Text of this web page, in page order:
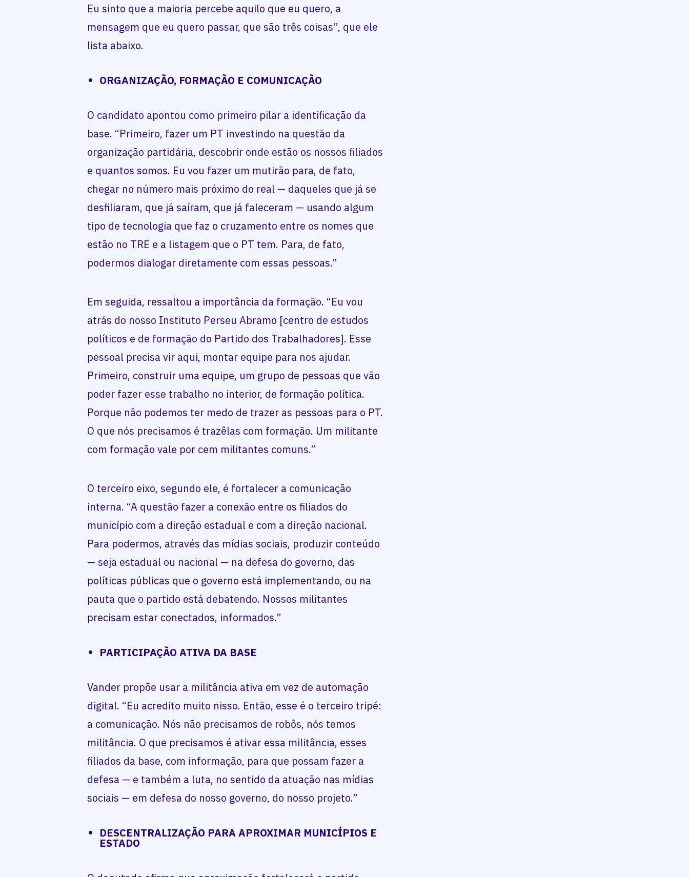
Eu sinto que a maioria percebe aquilo que eu quero, a
mensagem que eu quero passar, que são três coisas”, que ele
lista abaixo.
ORGANIZAÇÃO, FORMAÇÃO E COMUNICAÇÃO
O candidato apontou como primeiro pilar a identificação da
base. “Primeiro, fazer um PT investindo na questão da
organização partidária, descobrir onde estão os nossos filiados
e quantos somos. Eu vou fazer um mutirão para, de fato,
chegar no número mais próximo do real — daqueles que já se
desfiliaram, que já saíram, que já faleceram — usando algum
tipo de tecnologia que faz o cruzamento entre os nomes que
estão no TRE e a listagem que o PT tem. Para, de fato,
podermos dialogar diretamente com essas pessoas.”
Em seguida, ressaltou a importância da formação. “Eu vou
atrás do nosso Instituto Perseu Abramo [centro de estudos
políticos e de formação do Partido dos Trabalhadores]. Esse
pessoal precisa vir aqui, montar equipe para nos ajudar.
Primeiro, construir uma equipe, um grupo de pessoas que vão
poder fazer esse trabalho no interior, de formação política.
Porque não podemos ter medo de trazer as pessoas para o PT.
O que nós precisamos é trazêlas com formação. Um militante
com formação vale por cem militantes comuns.”
O terceiro eixo, segundo ele, é fortalecer a comunicação
interna. “A questão fazer a conexão entre os filiados do
município com a direção estadual e com a direção nacional.
Para podermos, através das mídias sociais, produzir conteúdo
— seja estadual ou nacional — na defesa do governo, das
políticas públicas que o governo está implementando, ou na
pauta que o partido está debatendo. Nossos militantes
precisam estar conectados, informados.”
PARTICIPAÇÃO ATIVA DA BASE
Vander propõe usar a militância ativa em vez de automação
digital. “Eu acredito muito nisso. Então, esse é o terceiro tripé:
a comunicação. Nós não precisamos de robôs, nós temos
militância. O que precisamos é ativar essa militância, esses
filiados da base, com informação, para que possam fazer a
defesa — e também a luta, no sentido da atuação nas mídias
sociais — em defesa do nosso governo, do nosso projeto.”
DESCENTRALIZAÇÃO PARA APROXIMAR MUNICÍPIOS E
ESTADO